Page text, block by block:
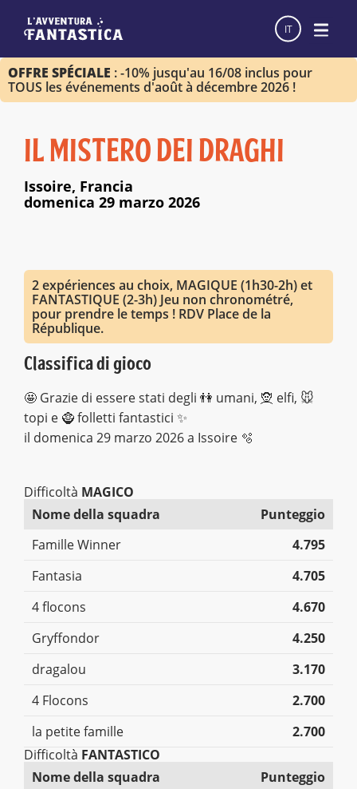
IT
OFFRE SPÉCIALE : -10% jusqu'au 16/08 inclus pour
TOUS les événements d'août à décembre 2026 !
IL MISTERO DEI DRAGHI
Issoire, Francia
domenica 29 marzo 2026
2 expériences au choix, MAGIQUE (1h30-2h) et
FANTASTIQUE (2-3h) Jeu non chronométré,
pour prendre le temps ! RDV Place de la
République.
Classifica di gioco
🤩 Grazie di essere stati degli 👫 umani, 🧝 elfi, 🐭
topi e 🧌 folletti fantastici ✨
il domenica 29 marzo 2026 a Issoire 🫧
Difficoltà MAGICO
Nome della squadra
Punteggio
Famille Winner
4.795
Fantasia
4.705
4 flocons
4.670
Gryffondor
4.250
dragalou
3.170
4 Flocons
2.700
la petite famille
2.700
Difficoltà FANTASTICO
Nome della squadra
Punteggio